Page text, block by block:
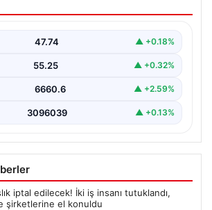
Gerektirir
konuşmada devlet yönetiminin
47.74 ▲ +0.18%
55.25 ▲ +0.32%
6660.6 ▲ +2.59%
3096039 ▲ +0.13%
iptal edilecek! İki iş insanı tutuklandı,
şirketlerine el konuldu